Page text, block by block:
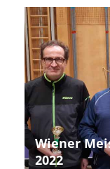
Wiener
2022